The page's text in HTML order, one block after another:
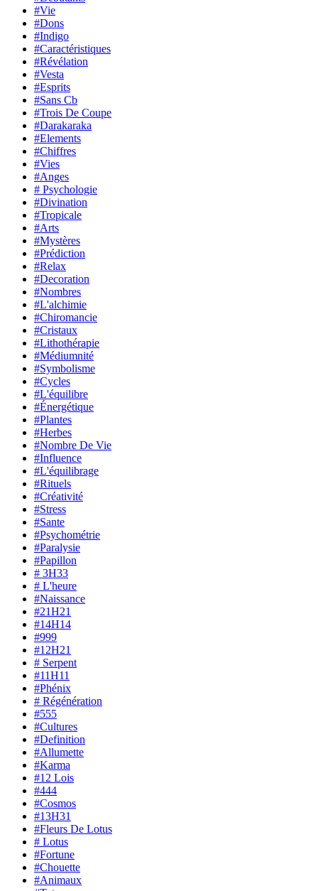
#Vie
#Dons
#Indigo
#Caractéristiques
#Révélation
#Vesta
#Esprits
#Sans Cb
#Trois De Coupe
#Darakaraka
#Elements
#Chiffres
#Vies
#Anges
# Psychologie
#Divination
#Tropicale
#Arts
#Mystères
#Prédiction
#Relax
#Decoration
#Nombres
#L'alchimie
#Chiromancie
#Cristaux
#Lithothérapie
#Médiumnité
#Symbolisme
#Cycles
#L'équilibre
#Énergétique
#Plantes
#Herbes
#Nombre De Vie
#Influence
#L'équilibrage
#Rituels
#Créativité
#Stress
#Sante
#Psychométrie
#Paralysie
#Papillon
# 3H33
# L'heure
#Naissance
#21H21
#14H14
#999
#12H21
# Serpent
#11H11
#Phénix
# Régénération
#555
#Cultures
#Definition
#Allumette
#Karma
#12 Lois
#444
#Cosmos
#13H31
#Fleurs De Lotus
# Lotus
#Fortune
#Chouette
#Animaux